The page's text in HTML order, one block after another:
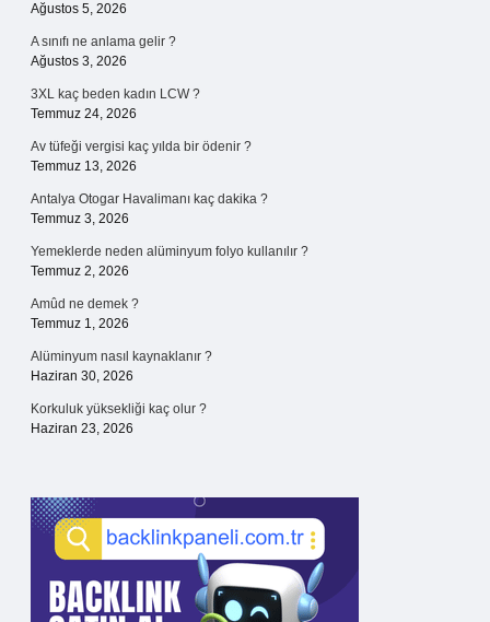
Ağustos 5, 2026
A sınıfı ne anlama gelir ?
Ağustos 3, 2026
3XL kaç beden kadın LCW ?
Temmuz 24, 2026
Av tüfeği vergisi kaç yılda bir ödenir ?
Temmuz 13, 2026
Antalya Otogar Havalimanı kaç dakika ?
Temmuz 3, 2026
Yemeklerde neden alüminyum folyo kullanılır ?
Temmuz 2, 2026
Amûd ne demek ?
Temmuz 1, 2026
Alüminyum nasıl kaynaklanır ?
Haziran 30, 2026
Korkuluk yüksekliği kaç olur ?
Haziran 23, 2026